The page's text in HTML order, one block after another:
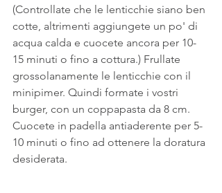
(Controllate che le lenticchie siano ben
cotte, altrimenti aggiungete un po' di
acqua calda e cuocete ancora per 10-
15 minuti o fino a cottura.) Frullate
grossolanamente le lenticchie con il
minipimer. Quindi formate i vostri
burger, con un coppapasta da 8 cm.
Cuocete in padella antiaderente per 5-
10 minuti o fino ad ottenere la doratura
desiderata.